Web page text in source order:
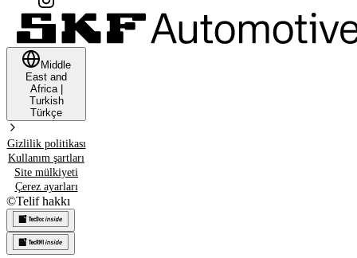
Middle
East and
Africa|
Turkish
Türkçe
Gizlilik politikası
Kullanım şartları
Site mülkiyeti
Çerez ayarları
©Telif hakkı